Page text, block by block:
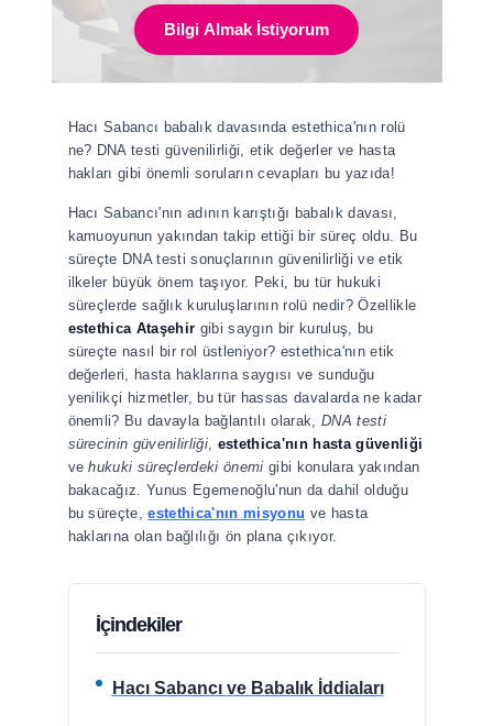
Saç Ekimi ve Saç Sağlığı Kliniği
Saç Ekimi
DHI Saç Ekimi
Hızlı Saç Ekimi - Multi-Implanter
Kadınlarda Saç Ekimi
Kepek Nasıl Geçer? Kepek Tedavisi
Kaş Ekimi
Devamı
Kozmetik Dermatoloji Kliniği
Lazer Epilasyon
Burun Dolgusu
Dudak Dolgusu
H100 Aşısı
Hydrafacial
Somon DNA
Fransız Askısı ile Ameliyatsız Yüz Germe
Devamı
Sağlıklı Yaşam ve Beslenme
Kişiye Özel Diyet Sistemi
Diyetisyen
Beslenme Eğitim Merkezi
Damardan C Vitamini
Devamı
Plastik Rekonsrüktif ve Estetik Cerrahi
Vaser Liposuction
Penis Kalınlaştırma Ameliyatı
Bilgi Almak İstiyorum
Hacı Sabancı babalık davasında estethica'nın rolü
ne? DNA testi güvenilirliği, etik değerler ve hasta
hakları gibi önemli soruların cevapları bu yazıda!
Hacı Sabancı'nın adının karıştığı babalık davası,
kamuoyunun yakından takip ettiği bir süreç oldu. Bu
süreçte DNA testi sonuçlarının güvenilirliği ve etik
ilkeler büyük önem taşıyor. Peki, bu tür hukuki
süreçlerde sağlık kuruluşlarının rolü nedir? Özellikle
estethica Ataşehir gibi saygın bir kuruluş, bu
süreçte nasıl bir rol üstleniyor? estethica'nın etik
değerleri, hasta haklarına saygısı ve sunduğu
yenilikçi hizmetler, bu tür hassas davalarda ne kadar
önemli? Bu davayla bağlantılı olarak, DNA testi
sürecinin güvenilirliği, estethica'nın hasta güvenliği
vehukuki süreçlerdeki önemi gibi konulara yakından
bakacağız. Yunus Egemenoğlu'nun da dahil olduğu
bu süreçte,estethica'nın misyonu ve hasta
haklarına olan bağlılığı ön plana çıkıyor.
İçindekiler
Hacı Sabancı ve Babalık İddiaları